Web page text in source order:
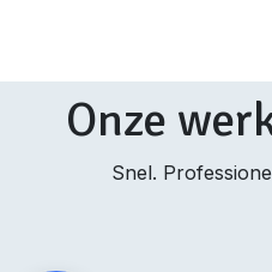
Onze
Snel.